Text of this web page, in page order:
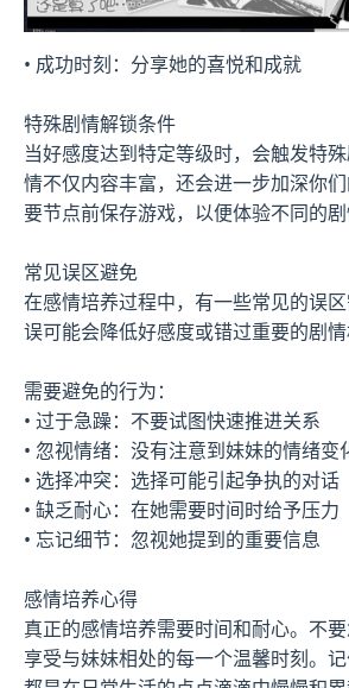
• 成功时刻：分享她的喜悦和成就
特殊剧情解锁条件
当好感度达到特定等级时，会触发特
情不仅内容丰富，还会进一步加深你
要节点前保存游戏，以便体验不同的剧
常见误区避免
在感情培养过程中，有一些常见的误
误可能会降低好感度或错过重要的剧情
需要避免的行为：
• 过于急躁：不要试图快速推进关系
• 忽视情绪：没有注意到妹妹的情绪变
• 选择冲突：选择可能引起争执的对话
• 缺乏耐心：在她需要时间时给予压力
• 忘记细节：忽视她提到的重要信息
感情培养心得
真正的感情培养需要时间和耐心。不
享受与妹妹相处的每一个温馨时刻。